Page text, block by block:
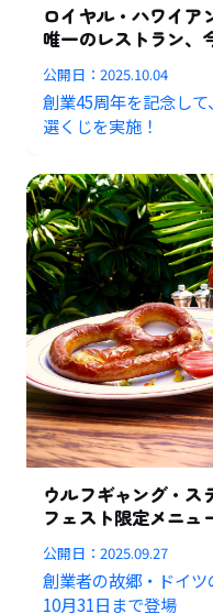
ロイヤル・ハワイア
唯一のレストラン、
公開日：2025.10.04
創業45周年を記念し
選くじを実施！
ウルフギャング・ス
フェスト限定メニュ
公開日：2025.09.27
創業者の故郷・ドイツ
10月31日まで登場